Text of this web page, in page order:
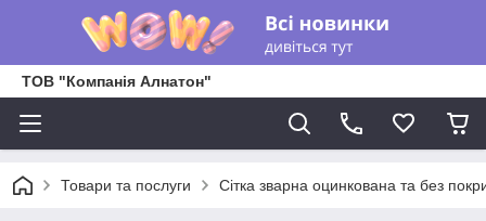
ТОВ "Компанія Алнатон"
Товари та послуги Сітка зварна оцинкована та без